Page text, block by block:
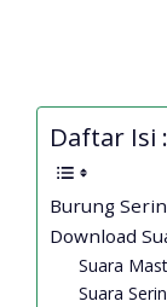
Daftar Isi :
Burung
Download
Suara
Suara